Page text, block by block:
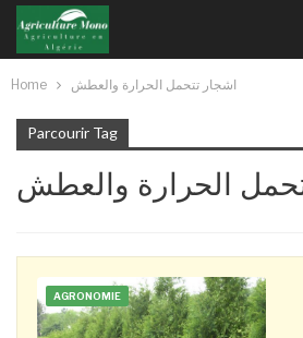
Home اشجار تتحمل الحرارة والعطش
Parcourir Tag
الحرارة والعطش
AGRONOMIE